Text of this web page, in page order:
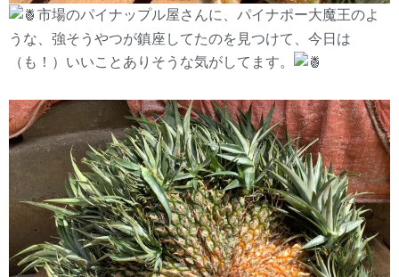
市場のパイナップル屋さんに、パイナポー大魔王のよ
うな、強そうやつが鎮座してたのを見つけて、今日は
（も！）いいことありそうな気がしてます。